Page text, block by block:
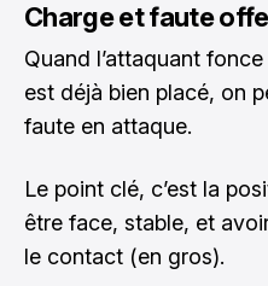
Charge et faute
Quand l’attaquant
est déjà bien placé, on
faute en attaque.
Le point clé, c’est la
être face, stable, et
le contact (en gros).